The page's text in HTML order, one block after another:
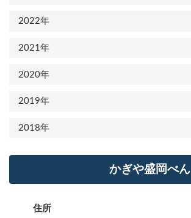
2022年
2021年
2020年
2019年
2018年
かぎや盛岡べん
住所